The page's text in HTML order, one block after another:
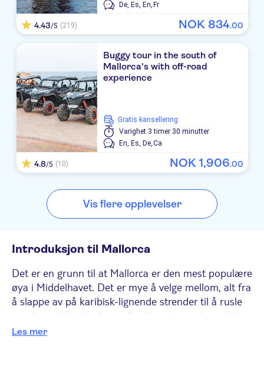
Playa Blanca
Residencia son Floriana
Playa Dorada
Blue Sea Hotel Don Jaime
Club S'Illot
Ciudad Laurel
Club Simo
La Santa Maria Playa
Voramar
De, Es, En,Fr
4.43/5 (219) NOK 834.00
Buggy tour in the south of
Mallorca's with off-road
experience
Gratis kansellering
Varighet 3 timer 30 minutter
En, Es, De,Ca
4.8/5 (10) NOK 1,906.00
Vis flere opplevelser
Introduksjon til Mallorca
Det er en grunn til at Mallorca er den mest populære
øya i Middelhavet. Det er mye å velge mellom, alt fra
å slappe av på karibisk-lignende strender til å rusle
rundt i middelalderbyer eller kjøre langs dramatiske
kystveier. I nord kommer du til å bli forelsket i byene
Les mer